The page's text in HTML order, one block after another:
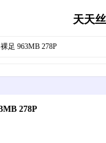
天天
足 963MB 278P
278P